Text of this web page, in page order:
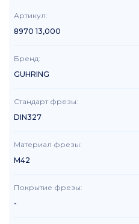
Артикул:
8970 13,000
Бренд:
GUHRING
Стандарт фрезы:
DIN327
Материал фрезы:
M42
Покрытие фрезы:
-